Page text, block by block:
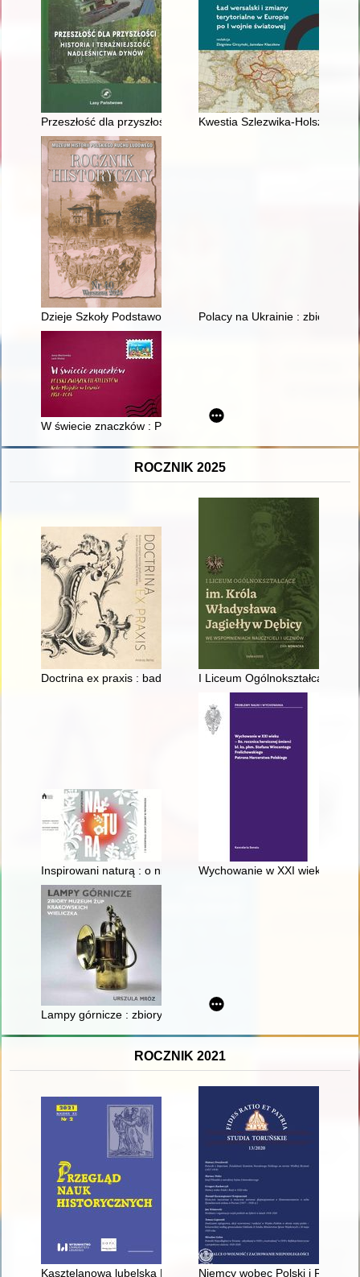
Przeszłość dla przyszłości : historia i teraźniejszość
Kwestia Szlezwika-Holsztynu
Dzieje Szkoły Podstawowej im. Wincentego Witosa w
Polacy na Ukrainie : zbiór
W świecie znaczków : Polski Związek Filatelistów Koło
ROCZNIK 2025
Doctrina ex praxis : badania recepcji wzorów graficznych w
I Liceum Ogólnokształcące im.
Inspirowani naturą : o niezwykłej mocy zabawy w przyrodzie :
Wychowanie w XXI wieku : 80.
Lampy górnicze : zbiory Muzeum Żup Krakowskich Wieliczka
ROCZNIK 2021
Kasztelanowa lubelska Krystyna z Uhruska Sienieńska i jej
Niemcy wobec Polski i Rosji w